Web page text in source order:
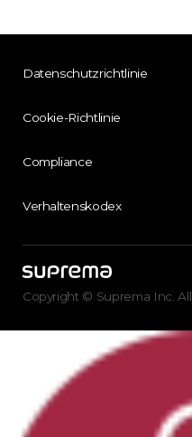
Datenschutzrichtlinie
Cookie-Richtlinie
Compliance
Verhaltenskodex
Copyright © Suprema Inc.